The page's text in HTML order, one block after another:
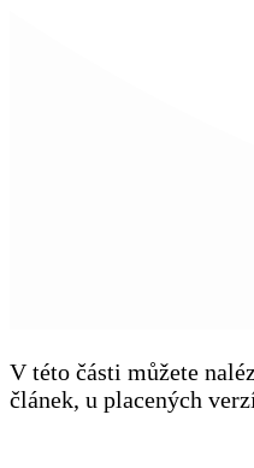
V této části můžete
článek, u placených